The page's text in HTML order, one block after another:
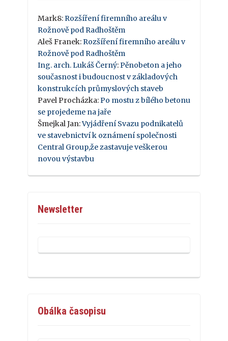
Mark8: Rozšíření firemního areálu v
Rožnově pod Radhoštěm
Aleš Franek: Rozšíření firemního areálu v
Rožnově pod Radhoštěm
Ing. arch. Lukáš Černý: Pěnobeton a jeho
současnost i budoucnost v základových
konstrukcích průmyslových staveb
Pavel Procházka: Po mostu z bílého betonu
se projedeme na jaře
Šmejkal Jan:Vyjádření Svazu podnikatelů
ve stavebnictví k oznámení společnosti
Central Group,že zastavuje veškerou
novou výstavbu
Newsletter
Obálka časopisu